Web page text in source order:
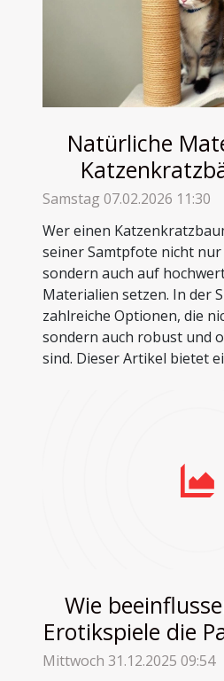
Natürliche
Samstag 07.02.2026 11:30
Wer einen
seiner Samtpfote nicht
sondern auch auf
Materialien setzen. In der
zahlreiche Optionen, die
sondern auch robust und
sind. Dieser Artikel bietet
Wie
Erotikspiele die
Mittwoch 31.12.2025 09:54